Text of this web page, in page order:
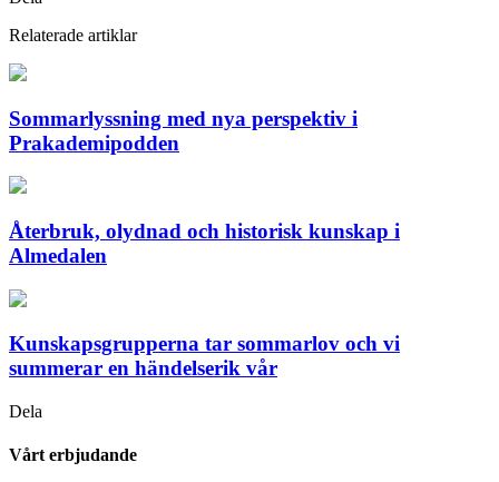
Relaterade artiklar
Sommarlyssning med nya perspektiv i
Prakademipodden
Återbruk, olydnad och historisk kunskap i
Almedalen
Kunskapsgrupperna tar sommarlov och vi
summerar en händelserik vår
Dela
Vårt erbjudande